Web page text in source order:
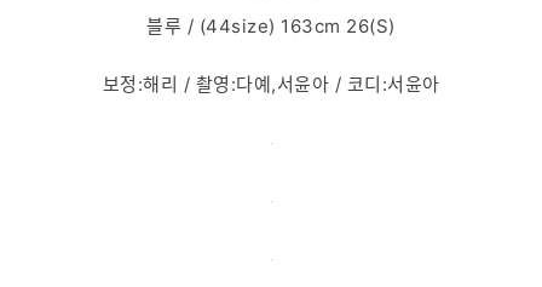
블루 / (44size) 163cm 26(S)
보정:해리 / 촬영:다예,서윤아 / 코디:서윤아